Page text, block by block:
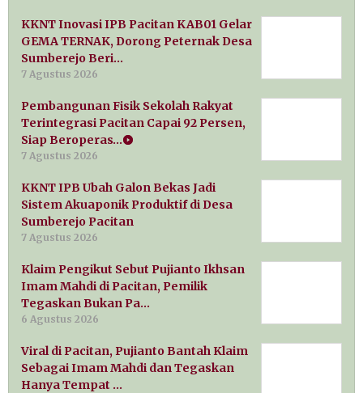
KKNT Inovasi IPB Pacitan KAB01 Gelar
GEMA TERNAK, Dorong Peternak Desa
Sumberejo Beri…
7 Agustus 2026
Pembangunan Fisik Sekolah Rakyat
Terintegrasi Pacitan Capai 92 Persen,
Siap Beroperas…
7 Agustus 2026
KKNT IPB Ubah Galon Bekas Jadi
Sistem Akuaponik Produktif di Desa
Sumberejo Pacitan
7 Agustus 2026
Klaim Pengikut Sebut Pujianto Ikhsan
Imam Mahdi di Pacitan, Pemilik
Tegaskan Bukan Pa…
6 Agustus 2026
Viral di Pacitan, Pujianto Bantah Klaim
Sebagai Imam Mahdi dan Tegaskan
Hanya Tempat …